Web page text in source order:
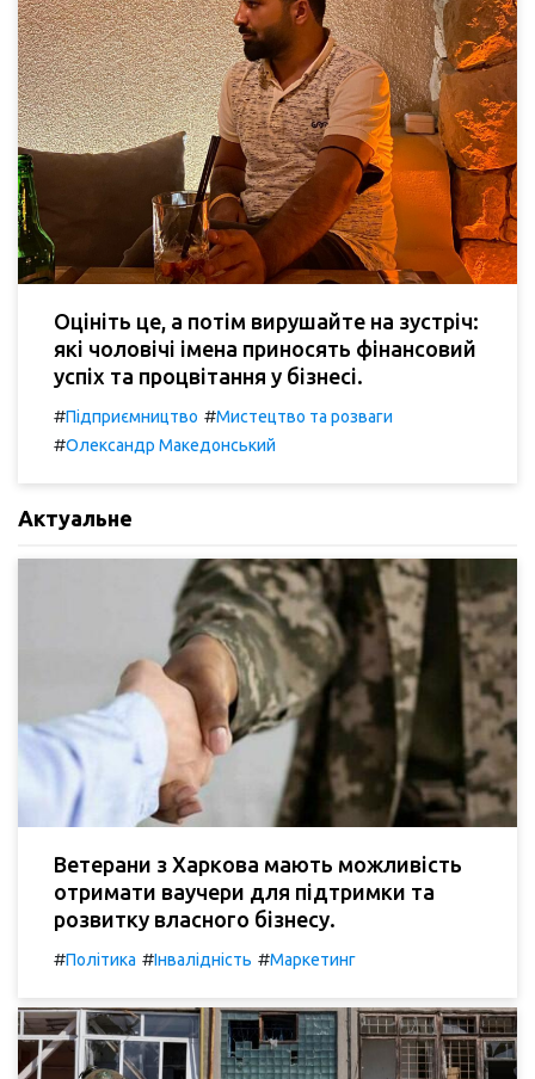
Оцініть це, а потім вирушайте на зустріч:
які чоловічі імена приносять фінансовий
успіх та процвітання у бізнесі.
#Підприємництво #Мистецтво та розваги
#Олександр Македонський
Актуальне
Ветерани з Харкова мають можливість
отримати ваучери для підтримки та
розвитку власного бізнесу.
#Політика #Інвалідність #Маркетинг